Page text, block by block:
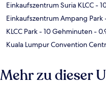
Einkaufszentrum Suria KLCC-
Einkaufszentrum Ampang Park
KLCC Park- 10 Gehminuten-
Kuala Lumpur Convention
Mehr zu dieser